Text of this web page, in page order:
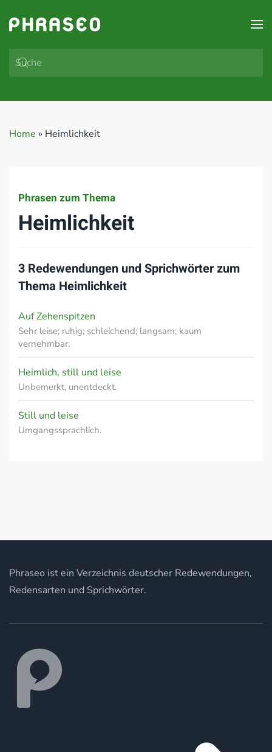
Zum Hauptinhalt springen
Home » Heimlichkeit
Phrasen zum Thema
Heimlichkeit
3 Redewendungen und Sprichwörter zum
Thema Heimlichkeit
Auf Zehenspitzen
Sehr leise; ruhig; schleichend; langsam; kaum
vernehmbar.
Heimlich, still und leise
Unbemerkt, unentdeckt.
Still und leise
Umgangssprachlich.
Phraseo ist ein Verzeichnis deutscher Redewendungen,
Redensarten und Sprichwörter.